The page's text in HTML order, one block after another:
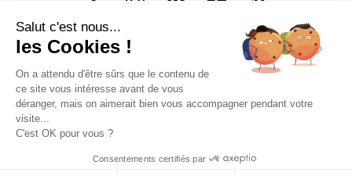
© 2026 MTP. Tous droits réservés.
Conditions d'utilisation Mentions légales
Salut c'est nous...
les Cookies !
On a attendu d'être sûrs que le contenu de
ce site vous intéresse avant de vous
déranger, mais on aimerait bien vous accompagner pendant votre
visite...
C'est OK pour vous ?
Consentements certifiés par